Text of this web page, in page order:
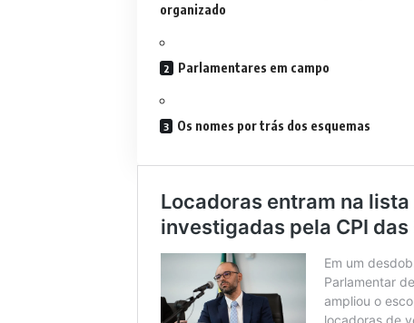
organizado
Parlamentares em campo
Os nomes por trás dos esquemas